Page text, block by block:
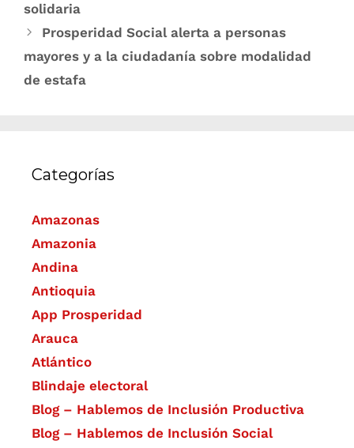
solidaria
Prosperidad Social alerta a personas
mayores y a la ciudadanía sobre modalidad
de estafa
Categorías
Amazonas
Amazonia
Andina
Antioquia
App Prosperidad
Arauca
Atlántico
Blindaje electoral
Blog – Hablemos de Inclusión Productiva
Blog – Hablemos de Inclusión Social